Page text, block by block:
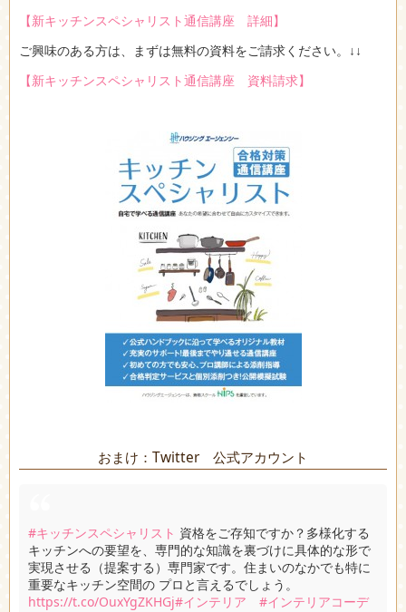
【新キッチンスペシャリスト通信講座 詳細】
ご興味のある方は、まずは無料の資料をご請求ください。↓↓
【新キッチンスペシャリスト通信講座 資料請求】
おまけ：Twitter 公式アカウント
#キッチンスペシャリスト 資格をご存知ですか？多様化する
キッチンへの要望を、専門的な知識を裏づけに具体的な形で
実現させる（提案する）専門家です。住まいのなかでも特に
重要なキッチン空間の プロと言えるでしょう。
https://t.co/OuxYgZKHGj#インテリア
#インテリアコーデ